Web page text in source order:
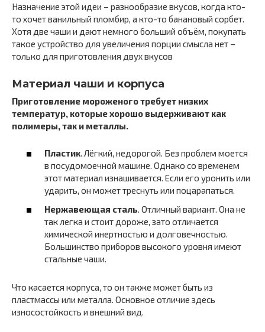
Назначение этой идеи – разнообразие вкусов, когда кто-
то хочет ванильный пломбир, а кто-то банановый сорбет.
Хотя две чаши и дают немного больший объём, покупать
такое устройство для увеличения порции смысла нет –
только для приготовления двух вкусов
Материал чаши и корпуса
Приготовление мороженого требует низких
температур, которые хорошо выдерживают как
полимеры, так и металлы.
Пластик. Лёгкий, недорогой. Без проблем моется
в посудомоечной машине. Однако со временем
этот материал изнашивается. Если его уронить или
ударить, он может треснуть или поцарапаться.
Нержавеющая сталь. Отличный вариант. Она не
так легка и стоит дороже, зато отличается
химической инертностью и долговечностью.
Большинство приборов высокого уровня имеют
стальные чаши.
Что касается корпуса, то он также может быть из
пластмассы или металла. Основное отличие здесь
износостойкость и внешний вид.